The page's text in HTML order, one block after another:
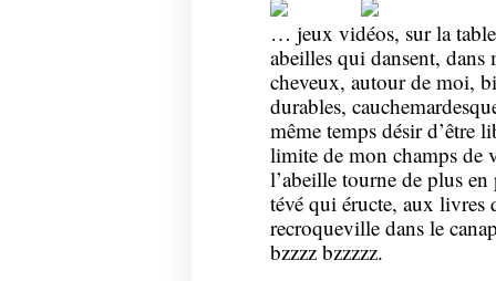
… jeux vidéos, sur la
abeilles qui dansent, dans
cheveux, autour de moi,
durables,
même temps désir d’être
limite de mon champs de
l’abeille tourne de plus
tévé qui éructe, aux livres
recroqueville dans le
bzzzz bzzzzz.